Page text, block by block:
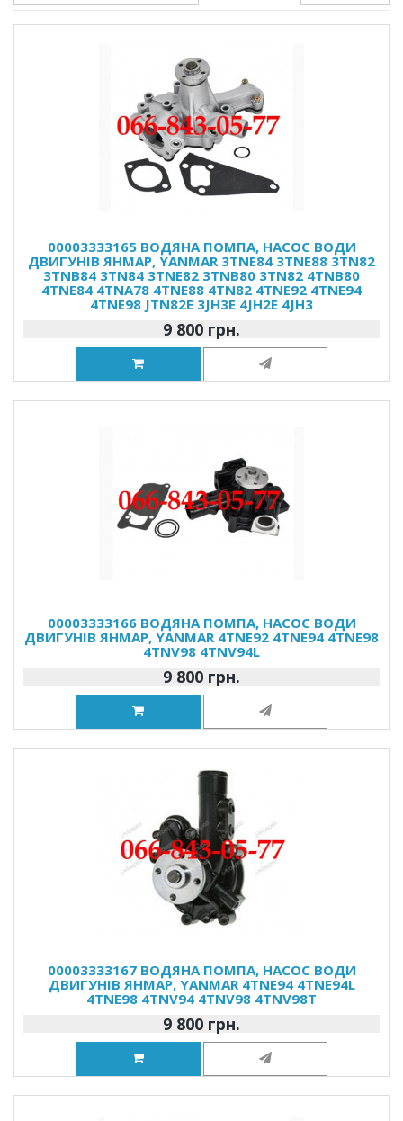
00003333165 ВОДЯНА ПОМПА, НАСОС ВОДИ
ДВИГУНІВ ЯНМАР, YANMAR 3TNE84 3TNE88 3TN82
3TNB84 3TN84 3TNE82 3TNB80 3TN82 4TNB80
4TNE84 4TNA78 4TNE88 4TN82 4TNE92 4TNE94
4TNE98 JTN82E 3JH3E 4JH2E 4JH3
9 800 грн.
00003333166 ВОДЯНА ПОМПА, НАСОС ВОДИ
ДВИГУНІВ ЯНМАР, YANMAR 4TNE92 4TNE94 4TNE98
4TNV98 4TNV94L
9 800 грн.
00003333167 ВОДЯНА ПОМПА, НАСОС ВОДИ
ДВИГУНІВ ЯНМАР, YANMAR 4TNE94 4TNE94L
4TNE98 4TNV94 4TNV98 4TNV98T
9 800 грн.